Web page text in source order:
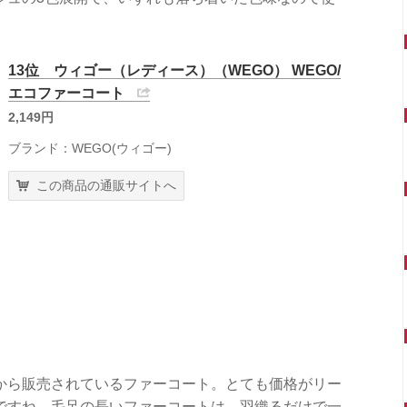
13位 ウィゴー（レディース）（WEGO） WEGO/
エコファーコート
2,149円
ブランド：WEGO(ウィゴー)
この商品の通販サイトへ
販売されているファーコート。とても価格がリー